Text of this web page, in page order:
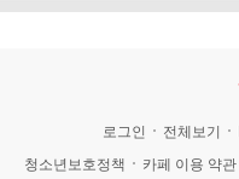
로그인 전체보기
청소년보호정책
카페 이용 약관